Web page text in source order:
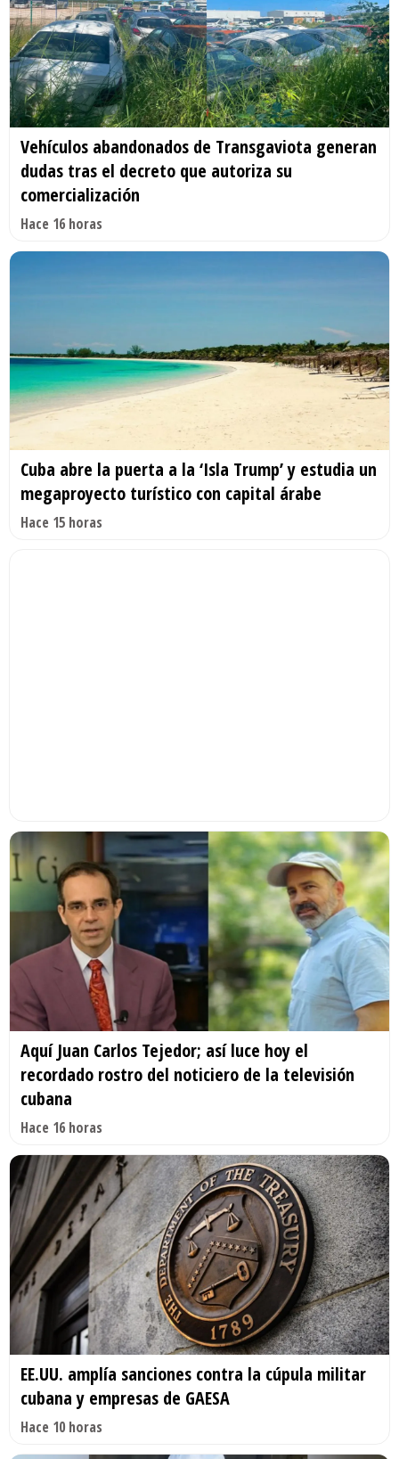
Vehículos abandonados de Transgaviota generan
dudas tras el decreto que autoriza su
comercialización
Hace 16 horas
Cuba abre la puerta a la ‘Isla Trump’ y estudia un
megaproyecto turístico con capital árabe
Hace 15 horas
Aquí Juan Carlos Tejedor; así luce hoy el
recordado rostro del noticiero de la televisión
cubana
Hace 16 horas
EE.UU. amplía sanciones contra la cúpula militar
cubana y empresas de GAESA
Hace 10 horas